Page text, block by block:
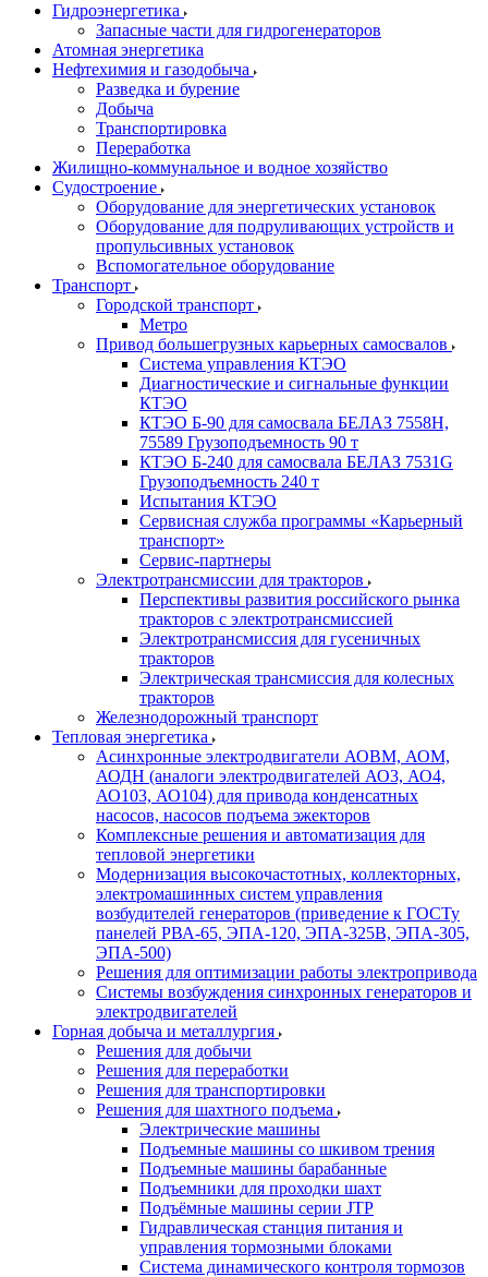
Гидроэнергетика
Запасные части для гидрогенераторов
Атомная энергетика
Нефтехимия и газодобыча
Разведка и бурение
Добыча
Транспортировка
Переработка
Жилищно-коммунальное и водное хозяйство
Судостроение
Оборудование для энергетических установок
Оборудование для подруливающих устройств и
пропульсивных установок
Вспомогательное оборудование
Транспорт
Городской транспорт
Метро
Привод большегрузных карьерных самосвалов
Система управления КТЭО
Диагностические и сигнальные функции
КТЭО
КТЭО Б-90 для самосвала БЕЛАЗ 7558H,
75589 Грузоподъемность 90 т
КТЭО Б-240 для самосвала БЕЛАЗ 7531G
Грузоподъемность 240 т
Испытания КТЭО
Сервисная служба программы «Карьерный
транспорт»
Сервис-партнеры
Электротрансмиссии для тракторов
Перспективы развития российского рынка
тракторов с электротрансмиссией
Электротрансмиссия для гусеничных
тракторов
Электрическая трансмиссия для колесных
тракторов
Железнодорожный транспорт
Тепловая энергетика
Асинхронные электродвигатели АОВМ, АОМ,
АОДН (аналоги электродвигателей АО3, АО4,
АО103, АО104) для привода конденсатных
насосов, насосов подъема эжекторов
Комплексные решения и автоматизация для
тепловой энергетики
Модернизация высокочастотных, коллекторных,
электромашинных систем управления
возбудителей генераторов (приведение к ГОСТу
панелей РВА-65, ЭПА-120, ЭПА-325В, ЭПА-305,
ЭПА-500)
Решения для оптимизации работы электропривода
Системы возбуждения синхронных генераторов и
электродвигателей
Горная добыча и металлургия
Решения для добычи
Решения для переработки
Решения для транспортировки
Решения для шахтного подъема
Электрические машины
Подъемные машины со шкивом трения
Подъемные машины барабанные
Подъемники для проходки шахт
Подъёмные машины серии JTP
Гидравлическая станция питания и
управления тормозными блоками
Система динамического контроля тормозов